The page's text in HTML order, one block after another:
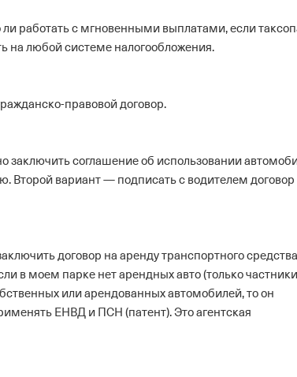
работать с мгновенными выплатами, если
любой системе налогообложения.
правовой договор.
заключить соглашение об использовании
Второй вариант — подписать с водителем договор
договор на аренду транспортного
в моем парке нет арендных авто (только
или арендованных автомобилей, то он
ЕНВД и ПСН (патент). Это агентская